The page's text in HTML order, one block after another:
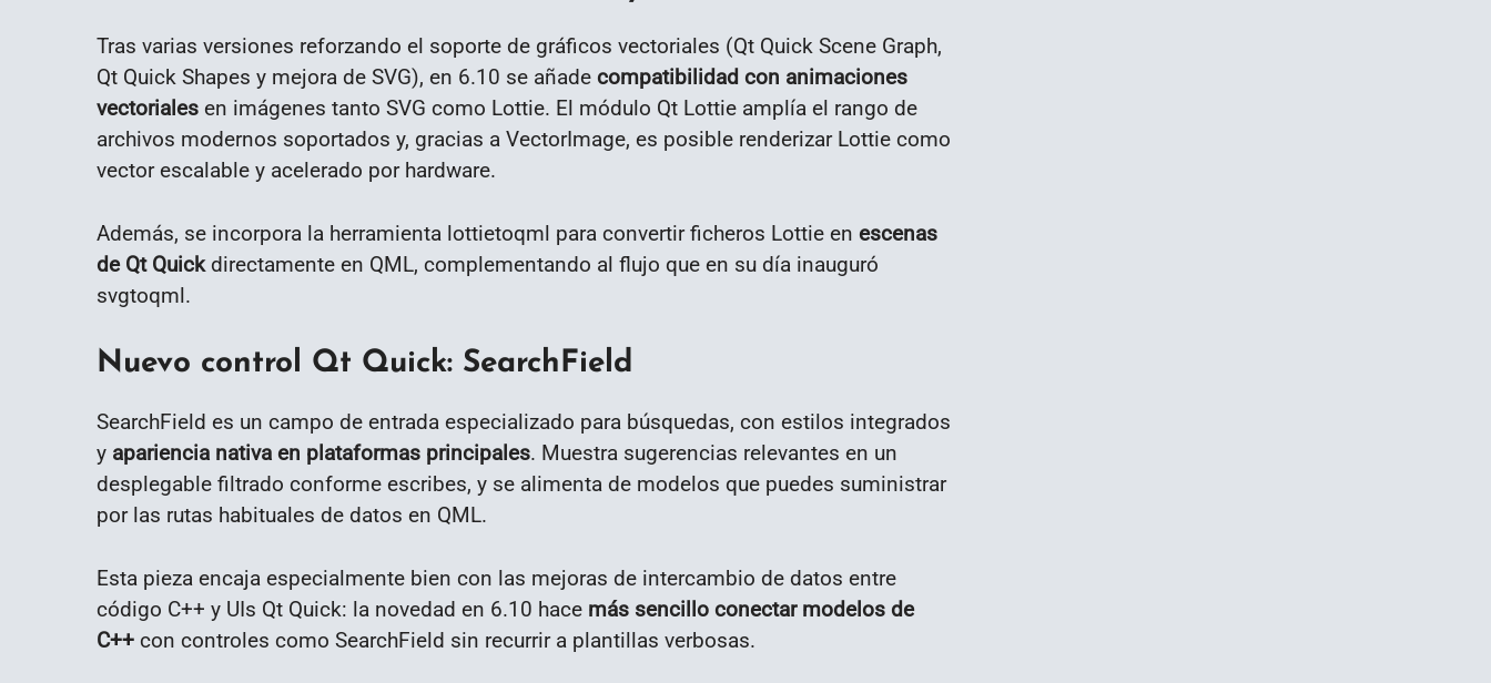
Tras varias versiones reforzando el soporte de gráficos vectoriales (Qt Quick Scene Graph,
Qt Quick Shapes y mejora de SVG), en 6.10 se añade compatibilidad con animaciones
vectoriales en imágenes tanto SVG como Lottie. El módulo Qt Lottie amplía el rango de
archivos modernos soportados y, gracias a VectorImage, es posible renderizar Lottie como
vector escalable y acelerado por hardware.
Además, se incorpora la herramienta lottietoqml para convertir ficheros Lottie en escenas
de Qt Quickdirectamente en QML, complementando al flujo que en su día inauguró
svgtoqml.
Nuevo control Qt Quick: SearchField
SearchField es un campo de entrada especializado para búsquedas, con estilos integrados
y apariencia nativa en plataformas principales. Muestra sugerencias relevantes en un
desplegable filtrado conforme escribes, y se alimenta de modelos que puedes suministrar
por las rutas habituales de datos en QML.
Esta pieza encaja especialmente bien con las mejoras de intercambio de datos entre
código C++ y UIs Qt Quick: la novedad en 6.10 hace más sencillo conectar modelos de
C++ con controles como SearchField sin recurrir a plantillas verbosas.